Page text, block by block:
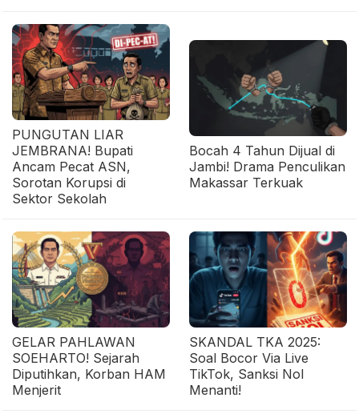
PUNGUTAN LIAR
JEMBRANA! Bupati
Ancam Pecat ASN,
Sorotan Korupsi di
Sektor Sekolah
Bocah 4 Tahun Dijual di
Jambi! Drama Penculikan
Makassar Terkuak
GELAR PAHLAWAN
SOEHARTO! Sejarah
Diputihkan, Korban HAM
Menjerit
SKANDAL TKA 2025:
Soal Bocor Via Live
TikTok, Sanksi Nol
Menanti!